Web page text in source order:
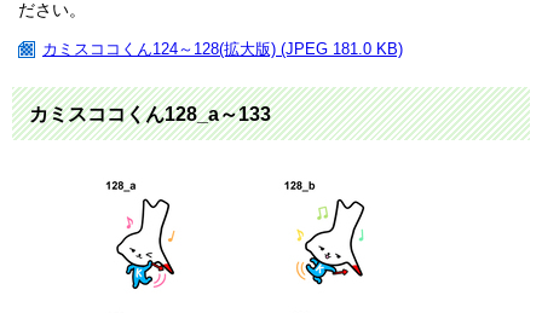
ださい。
カミスココくん124～128(拡大版) (JPEG 181.0 KB)
カミスココくん128_a～133